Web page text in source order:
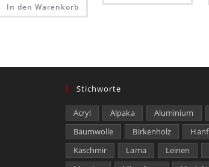
In den Warenkorb
Stichworte
Acryl Alpaka Aluminium
Baumwolle
Birkenholz Hanf
Kaschmir
Lama Leinen